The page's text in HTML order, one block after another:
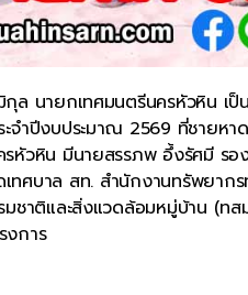
นายกเทศมนตรีนครหัวหิน เป็น
จำปีงบประมาณ 2569 ที่ชายห
รหัวหิน มีนายสรรภพ อึ้งรัศมี
ศบาล สท. สำนักงานทรัพยาก
ชาติและสิ่งแวดล้อมหมู่บ้าน (ท
งการ